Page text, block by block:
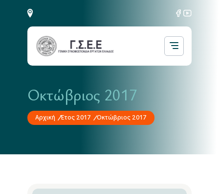
Οκτώβριος 2017
Αρχική Έτος 2017 Οκτώβριος 2017